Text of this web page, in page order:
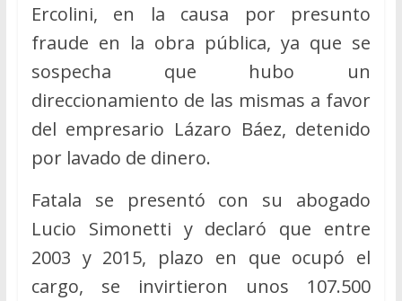
Ercolini, en la causa por presunto
fraude en la obra pública, ya que se
sospecha que hubo un
direccionamiento de las mismas a favor
del empresario Lázaro Báez, detenido
por lavado de dinero.
Fatala se presentó con su abogado
Lucio Simonetti y declaró que entre
2003 y 2015, plazo en que ocupó el
cargo, se invirtieron unos 107.500